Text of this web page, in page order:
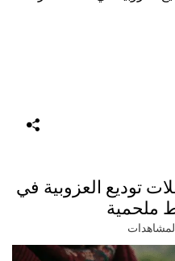
توديع العزوبية في
ملحمية